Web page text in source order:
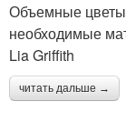
Объемные цветы
необходимые
Lia Griffith
читать дальше →